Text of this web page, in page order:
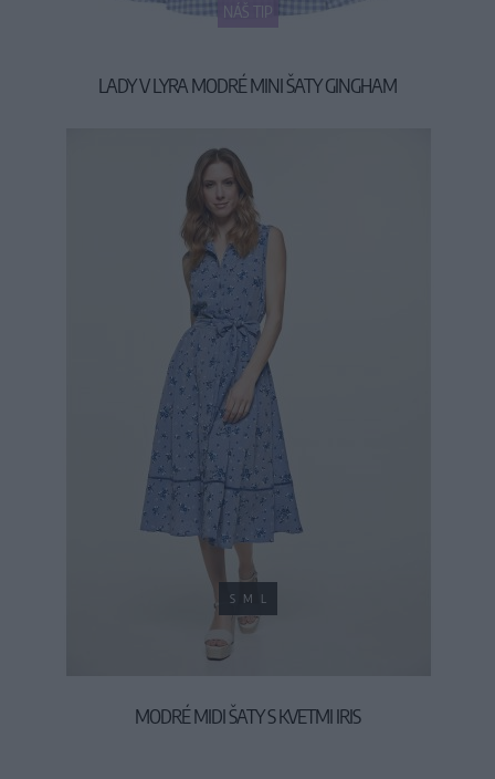
NÁŠ TIP
LADY V LYRA MODRÉ MINI ŠATY GINGHAM
S M L
MODRÉ MIDI ŠATY S KVETMI IRIS